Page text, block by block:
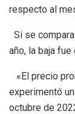
respecto al
Si se
año, la baja fue
«El precio
experimentó
octubre de